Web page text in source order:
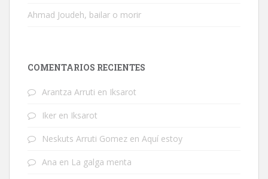
Ahmad Joudeh, bailar o morir
COMENTARIOS RECIENTES
Arantza Arruti en Iksarot
Iker en Iksarot
Neskuts Arruti Gomez en Aquí estoy
Ana en La galga menta